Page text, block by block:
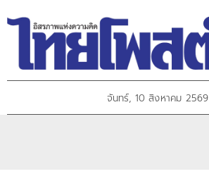
จันทร์, 10 สิงหาคม 2569